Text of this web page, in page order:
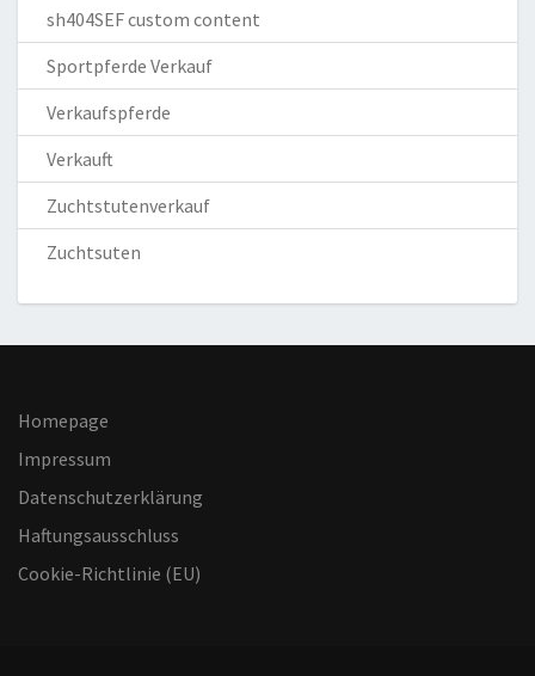
sh404SEF custom content
Sportpferde Verkauf
Verkaufspferde
Verkauft
Zuchtstutenverkauf
Zuchtsuten
Homepage
Impressum
Datenschutzerklärung
Haftungsausschluss
Cookie-Richtlinie (EU)